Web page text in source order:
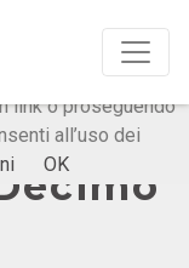
Villa
utilizzati si
ed utili alle
questo banner,
link o proseguendo
all’uso dei
OK